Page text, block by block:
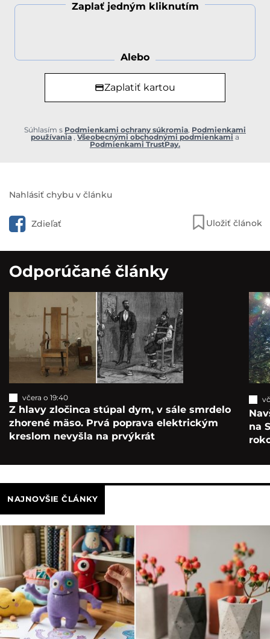
Zaplať jedným kliknutím
Alebo
Zaplatiť kartou
Súhlasím s Podmienkami ochrany súkromia, Podmienkami
používania , Všeobecnými obchodnými podmienkami a
Podmienkami TrustPay.
Nahlásiť chybu v článku
Zdieľať Uložiť článok
Odporúčané články
včera o 19:40
Z hlavy zločinca stúpal dym, v sále smrdelo
zhorené mäso. Prvá poprava elektrickým
kreslom nevyšla na prvýkrát
na
NAJNOVŠIE ČLÁNKY